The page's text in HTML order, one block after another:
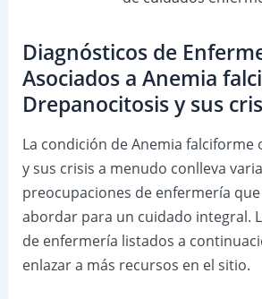
Diagnósticos de
Asociados a Anemia
Drepanocitosis y sus
La condición de Anemia falciforme
y sus crisis a menudo conlleva
preocupaciones de enfermería
abordar para un cuidado integral.
de enfermería listados a
enlazar a más recursos en el sitio.